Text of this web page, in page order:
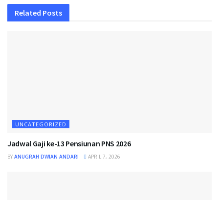
Related Posts
UNCATEGORIZED
Jadwal Gaji ke-13 Pensiunan PNS 2026
BY ANUGRAH DWIAN ANDARI APRIL 7, 2026